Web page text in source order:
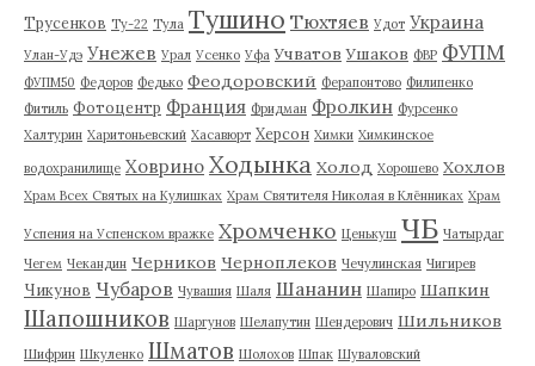
Трусенков Ту-22 Тула Тушино Тюхтяев Удот Украина
Улан-Удэ Унежев Урал Усенко Уфа Учватов Ушаков ФВР ФУПМ
ФУПМ50 Федоров Федько Феодоровский Ферапонтово Филипенко
Фитиль Фотоцентр Франция Фридман Фролкин Фурсенко
Халтурин Харитоньевский Хасавюрт Херсон Химки Химкинское
водохранилище Ховрино Ходынка Холод Хорошево Хохлов
Храм Всех Святых на Кулишках Храм Святителя Николая в Клённиках Храм
Успения на Успенском вражке Хромченко Ценькуш ЧБ Чатырдаг
Чегем Чекандин Черников Черноплеков Чечулинская Чигирев
Чикунов Чубаров Чувашия Шаля Шананин Шапиро Шапкин
Шапошников Шаргунов Шелапутин Шендерович Шильников
Шифрин Шкуленко Шматов Шолохов Шпак Шуваловский